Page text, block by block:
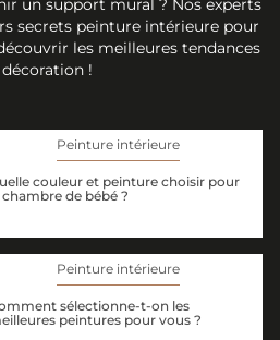
un support mural ? Nos experts
secrets peinture intérieure pour
les meilleures tendances
!
Peinture intérieure
couleur et peinture choisir pour
chambre de bébé ?
Peinture intérieure
sélectionne-t-on les
peintures pour vous ?